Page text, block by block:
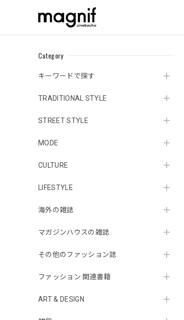
Category
キーワードで探す
TRADITIONAL STYLE
STREET STYLE
MODE
CULTURE
LIFESTYLE
海外の雑誌
マガジンハウスの雑誌
その他のファッション誌
ファッション 関連書籍
ART & DESIGN